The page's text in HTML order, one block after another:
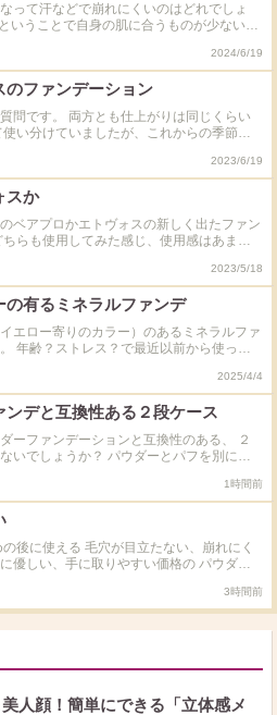
って汗などで崩れにくいのはどれでしょ
いうことで自身の肌に合うものが少ないた
ご紹介とかは御遠慮ください。 宜しくお
るといいやこの辺がいいと言うアドバイ
2024/6/19
のファンデーション
問です。 両方とも仕上がりは同じくらい
い分けていましたが、これからの季節マ
でしょうか？
2023/6/19
スか
ベアプロかエトヴォスの新しく出たファン
らも使用してみた感じ、使用感はあまり
かと思っています。 でも、それを我慢す
してもいいのかなと思っています。 ニ
ーでハトムギなどの成分が入っているもの
べた感じではこの2つには入っていなかっ
か、皆さんのご意見宜しくお願いいたし
2023/5/18
有るミネラルファンデ
エロー寄りのカラー）のあるミネラルファ
て
みようかなと
むと色白の方やブルベの方向けなのかな？
か、、。 また、『このファン
って良いよ』と言うものが有れば教えて頂
2025/4/4
デと互換性ある２段ケース
ーファンデーションと互換性のある、 ２
パウダーとパフを別に置
えていただきたいです！
1時間前
後に使える 毛穴が目立たない、崩れにく
優しい、手に取りやすい価格の パウダー
たら教えていただきたいです！
3時間前
人顔！簡単にできる「立体感メ